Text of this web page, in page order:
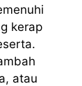
kerap
atau